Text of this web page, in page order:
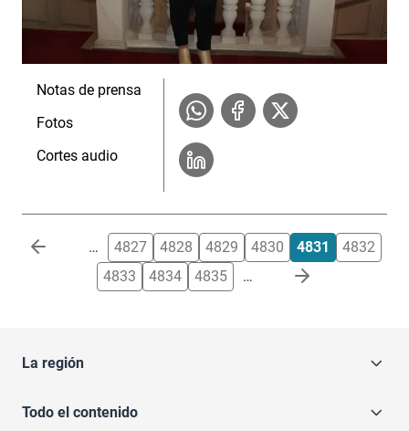
Notas de prensa
Fotos
Cortes audio
Paginación … 4827 4828 4829 4830 4831
4832
4833
4834 4835 …
La región
Todo el contenido